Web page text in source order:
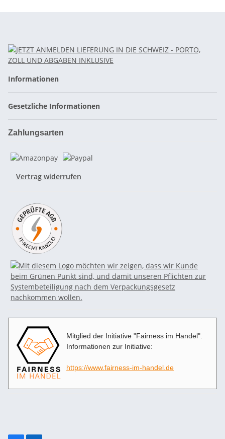
Informationen
Gesetzliche Informationen
Zahlungsarten
Vertrag widerrufen
Mitglied der Initiative "Fairness im Handel".
Informationen zur Initiative:
https://www.fairness-im-handel.de